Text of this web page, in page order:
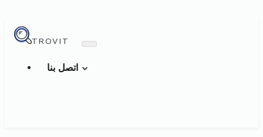
TROVIT